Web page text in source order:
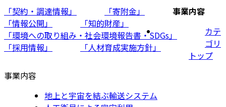
「契約・調達情報」
「寄附金」
「情報公開」
「知的財産」
「環境への取り組み・社会環境報告書・SDGs」
「採用情報」
「人材育成実施方針」
事業内容
カテ
ゴリ
トップ
事業内容
地上と宇宙を結ぶ輸送システム